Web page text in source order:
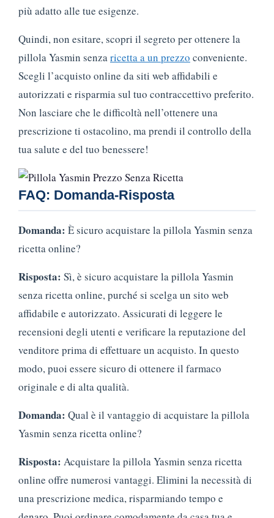
più adatto alle tue esigenze.
Quindi, non esitare, scopri il segreto per ottenere la
pillola Yasmin senzaricetta a un prezzo conveniente.
Scegli l’acquisto online da siti web affidabili e
autorizzati e risparmia sul tuo contraccettivo preferito.
Non lasciare che le difficoltà nell’ottenere una
prescrizione ti ostacolino, ma prendi il controllo della
tua salute e del tuo benessere!
FAQ: Domanda-Risposta
Domanda: È sicuro acquistare la pillola Yasmin senza
ricetta online?
Risposta: Sì, è sicuro acquistare la pillola Yasmin
senza ricetta online, purché si scelga un sito web
affidabile e autorizzato. Assicurati di leggere le
recensioni degli utenti e verificare la reputazione del
venditore prima di effettuare un acquisto. In questo
modo, puoi essere sicuro di ottenere il farmaco
originale e di alta qualità.
Domanda: Qual è il vantaggio di acquistare la pillola
Yasmin senza ricetta online?
Risposta: Acquistare la pillola Yasmin senza ricetta
online offre numerosi vantaggi. Elimini la necessità di
una prescrizione medica, risparmiando tempo e